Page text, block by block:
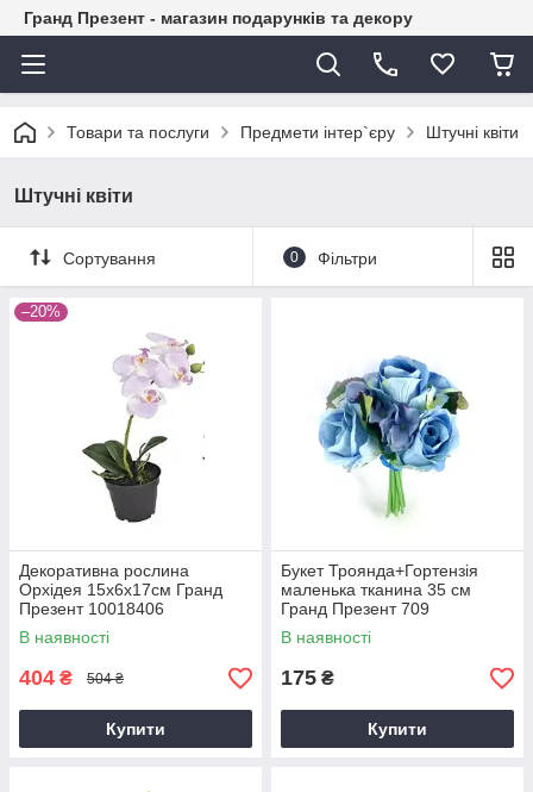
Гранд Презент - магазин подарунків та декору
Товари та послуги Предмети інтер`єру Штучні квіти
Штучні квіти
Сортування 0 Фільтри
–20%
Декоративна рослина
Орхідея 15х6х17см Гранд
Презент 10018406
В наявності
404 ₴ 504 ₴
Купити
Букет Троянда+Гортензія
маленька тканина 35 см
Гранд Презент 709
В наявності
175 ₴
Купити